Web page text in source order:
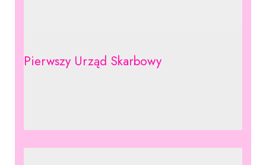
Pierwszy Urząd Skarbowy